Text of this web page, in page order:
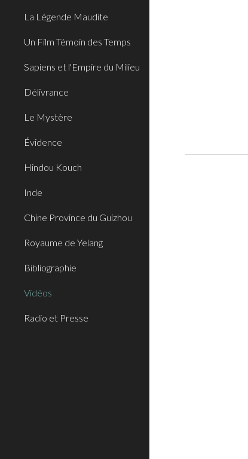
La Légende Maudite
Un Film Témoin des Temps
Sapiens et l'Empire du Milieu
Délivrance
Le Mystère
Évidence
Hindou Kouch
Inde
Chine Province du Guizhou
Royaume de Yelang
Bibliographie
Vidéos
Radio et Presse